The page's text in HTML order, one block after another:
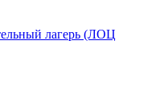
лагерь (ЛОЦ